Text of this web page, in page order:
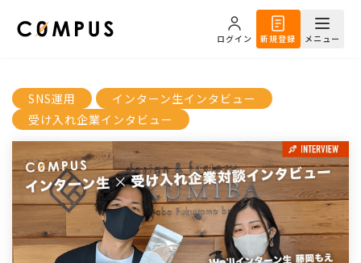
ログイン 新規登録 メニュー
SNS運用
インターン生インタビュー
受け入れ企業インタビュー